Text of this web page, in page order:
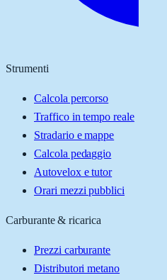
Strumenti
Calcola percorso
Traffico in tempo reale
Stradario e mappe
Calcola pedaggio
Autovelox e tutor
Orari mezzi pubblici
Carburante & ricarica
Prezzi carburante
Distributori metano